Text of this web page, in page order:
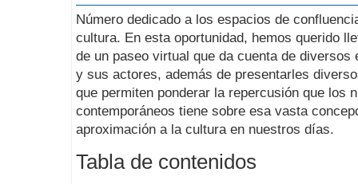
Número dedicado a los espacios de
cultura. En esta oportunidad, hemos querido
de un paseo virtual que da cuenta de
y sus actores, además de presentarles
que permiten ponderar la repercusión que los
contemporáneos tiene sobre esa vasta
aproximación a la cultura en nuestros días.
Tabla de contenidos